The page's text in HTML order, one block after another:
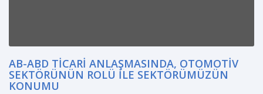
AB-ABD TİCARİ ANLAŞMASINDA, OTOMOTİV
SEKTÖRÜNÜN ROLÜ İLE SEKTÖRÜMÜZÜN
KONUMU